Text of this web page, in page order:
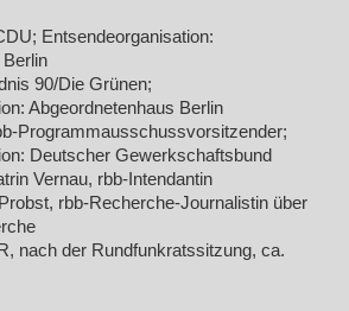
Entsendeorganisation:
90/Die Grünen;
Abgeordnetenhaus Berlin
Programmausschussvorsitzender;
Deutscher Gewerkschaftsbund
Vernau, rbb-Intendantin
rbb-Recherche-Journalistin über
nach der Rundfunkratssitzung, ca.